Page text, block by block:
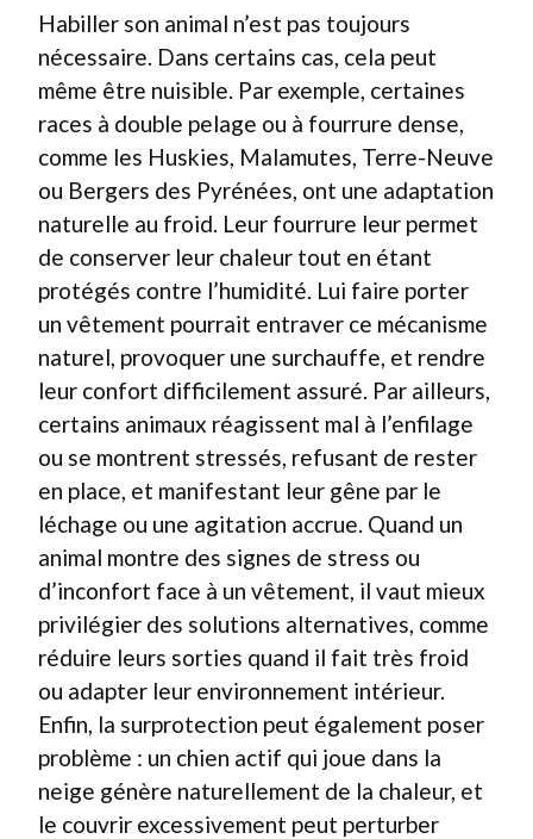
Habiller son animal n’est pas toujours
nécessaire. Dans certains cas, cela peut
même être nuisible. Par exemple, certaines
races à double pelage ou à fourrure dense,
comme les Huskies, Malamutes, Terre-Neuve
ou Bergers des Pyrénées, ont une adaptation
naturelle au froid. Leur fourrure leur permet
de conserver leur chaleur tout en étant
protégés contre l’humidité. Lui faire porter
un vêtement pourrait entraver ce mécanisme
naturel, provoquer une surchauffe, et rendre
leur confort difficilement assuré. Par ailleurs,
certains animaux réagissent mal à l’enfilage
ou se montrent stressés, refusant de rester
en place, et manifestant leur gêne par le
léchage ou une agitation accrue. Quand un
animal montre des signes de stress ou
d’inconfort face à un vêtement, il vaut mieux
privilégier des solutions alternatives, comme
réduire leurs sorties quand il fait très froid
ou adapter leur environnement intérieur.
Enfin, la surprotection peut également poser
problème : un chien actif qui joue dans la
neige génère naturellement de la chaleur, et
le couvrir excessivement peut perturber